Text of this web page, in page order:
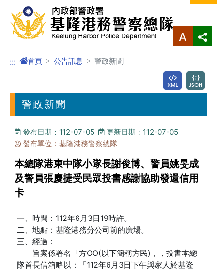
進入內容區塊
::: 首頁 公告訊息 警政新聞
警政新聞
發布日期：112-07-05
更新日期：112-07-05
發布單位：基隆港務警察總隊
本總隊港東中隊小隊長謝俊博、警員姚旻成
及警員張慶捷受民眾投書感謝協助發還信用
卡
一、時間：112年6月3日19時許。
二、地點：基隆港務分公司前的廣場。
三、經過：
旨案係署名「方OO(以下簡稱方民)，，投書本總
隊首長信箱略以：「112年6月3日下午與家人於基隆